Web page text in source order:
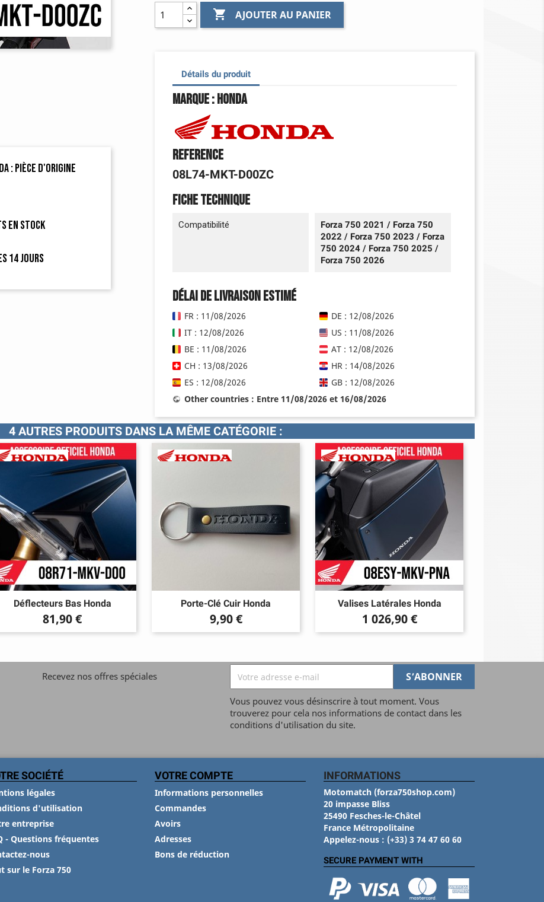
: pièce d'origine
en stock
14 jours
 AJOUTER AU PANIER
Détails du produit
Marque : Honda
Reference
08L74-MKT-D00ZC
Fiche technique
Compatibilité
Forza 750 2021 / Forza 750
2022 / Forza 750 2023 / Forza
750 2024 / Forza 750 2025 /
Forza 750 2026
Délai de livraison estimé
FR : 11/08/2026
DE : 12/08/2026
IT : 12/08/2026
US : 11/08/2026
BE : 11/08/2026
AT : 12/08/2026
CH : 13/08/2026
HR : 14/08/2026
ES : 12/08/2026
GB : 12/08/2026
Other countries : Entre 11/08/2026 et 16/08/2026
4 AUTRES PRODUITS DANS LA MÊME CATÉGORIE :
Déflecteurs Bas Honda
Prix
81,90 €
Porte-Clé Cuir Honda
Prix
9,90 €
Valises Latérales Honda
Prix
1 026,90 €
Recevez nos offres spéciales
Vous pouvez vous désinscrire à tout moment. Vous
trouverez pour cela nos informations de contact dans les
conditions d'utilisation du site.
SOCIÉTÉ
légales
d'utilisation
entreprise
- Questions fréquentes
nous
sur le Forza 750
VOTRE COMPTE
Informations personnelles
Commandes
Avoirs
Adresses
Bons de réduction
INFORMATIONS
Motomatch (forza750shop.com)
20 impasse Bliss
25490 Fesches-le-Châtel
France Métropolitaine
Appelez-nous : (+33) 3 74 47 60 60
SECURE PAYMENT WITH